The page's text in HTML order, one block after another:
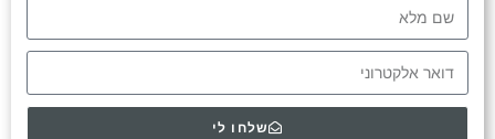
שלחו לי